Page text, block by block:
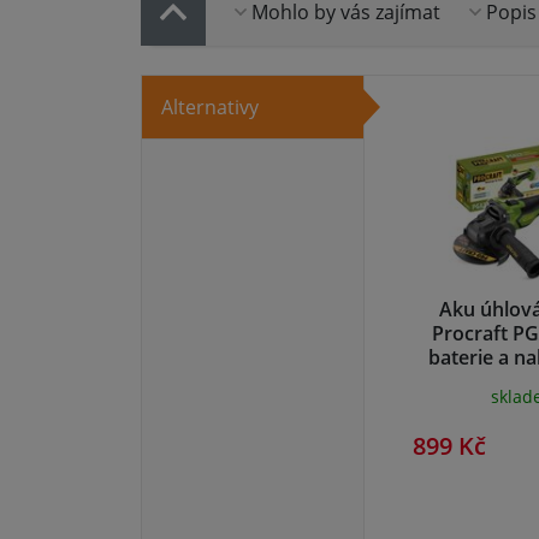
Mohlo by vás zajímat
Alternativy
Aku
Procraft
baterie a
899 Kč